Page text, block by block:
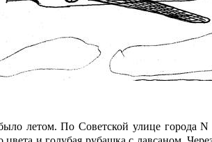
летом. По Советской улице города